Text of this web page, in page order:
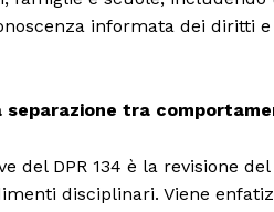
informata dei diritti
separazione tra
del DPR 134 è la revisione
disciplinari. Viene